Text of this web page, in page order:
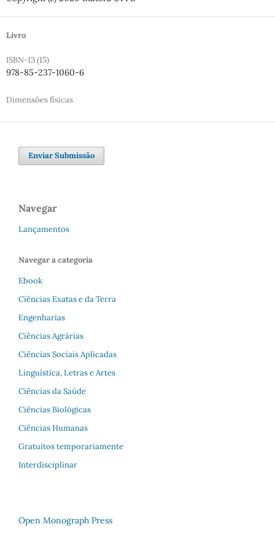
Livro
ISBN-13 (15)
978-85-237-1060-6
Dimensões físicas
Enviar Submissão
Navegar
Lançamentos
Navegar a categoria
Ebook
Ciências Exatas e da Terra
Engenharias
Ciências Agrárias
Ciências Sociais Aplicadas
Linguística, Letras e Artes
Ciências da Saúde
Ciências Biológicas
Ciências Humanas
Gratuitos temporariamente
Interdisciplinar
Open Monograph Press